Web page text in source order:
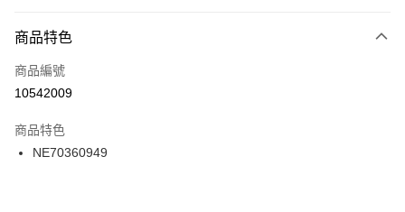
３．安心：先確認商品／服務後，再付款。
【「AFTEE先享後付」結帳流程】
１．於結帳方式選擇「AFTEE先享後付」後，將跳轉至「AFTEE先享後付」
２．訂單成立數日內，您將收到繳費通知簡訊。
３．收到繳費通知簡訊後14天內，點擊此簡訊中的連結，可透過四大超商／
ATM／網路銀行／等多元方式進行付款，方視為交易完成。
每筆NT$100，滿NT$1,500(含以上)免運費
宅配
每筆NT$100，滿NT$1,500(含以上)免運費
付款後門市自取
每筆NT$100，滿NT$1,500(含以上)免運費
商品特色
商品編號
10542009
商品特色
NE70360949